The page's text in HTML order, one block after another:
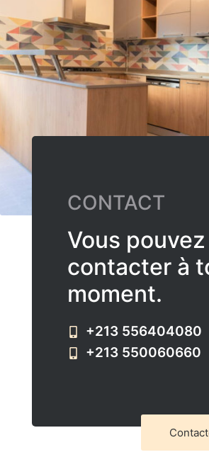
CONTACT
Vous
contacter à
moment.
+213 556404080
+213 550060660